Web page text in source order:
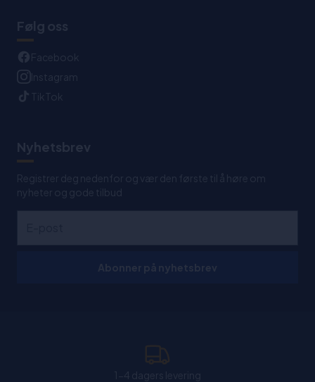
Følg oss
Facebook
Instagram
TikTok
Nyhetsbrev
Registrer deg nedenfor og vær den første til å høre om
nyheter og gode tilbud